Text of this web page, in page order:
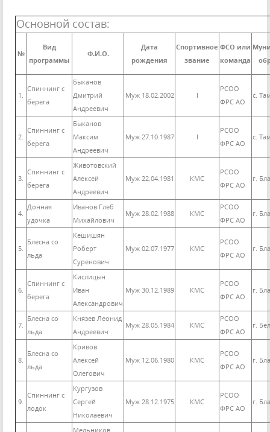
Основной состав:
№
Вид
программы
Ф.И.О.
Дата
рождения
Спортивное
звание
ФСО или
команда
1.
Спиннинг с
берега
Быканов
Дмитрий
Андреевич
Муж 18.02.2002 I
РСОО
ФРС АО
с.
2.
Спиннинг с
берега
Быканов
Максим
Андреевич
Муж 27.10.1987 I
РСОО
ФРС АО
с.
3.
Спиннинг с
берега
Животовский
Алексей
Андреевич
Муж 22.04.1981 КМС
РСОО
ФРС АО
г.
4.
Донная
удочка
Иванов Глеб
Михайлович
Муж 28.02.1988 КМС
РСОО
ФРС АО
г.
5.
Блесна со
льда
Кешишян
Роберт
Суренович
Муж 02.07.1977 КМС
РСОО
ФРС АО
г.
6.
Спиннинг с
берега
Кислицын
Иван
Александрович
Муж 30.12.1989 КМС
РСОО
ФРС АО
г.
7.
Блесна со
льда
Князев Леонид
Андреевич
Муж 28.05.1984 КМС
РСОО
ФРС АО
г.
8.
Блесна со
льда
Кривов
Алексей
Олегович
Муж 12.06.1980 КМС
РСОО
ФРС АО
г.
9.
Спиннинг с
лодок
Кургузов
Сергей
Николаевич
Муж 28.12.1975 КМС
РСОО
ФРС АО
г.
Мельников